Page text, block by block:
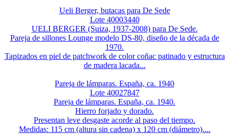
Ueli Berger, butacas para De Sede
Lote 40003440
UELI BERGER (Suiza, 1937-2008) para De Sede.
Pareja de sillones Lounge modelo DS-80, diseño de la década de
1970.
Tapizados en piel de patchwork de color coñac patinado y estructura
de madera lacada...
Pareja de lámparas. España, ca. 1940
Lote 40027847
Pareja de lámparas. España, ca. 1940.
Hierro forjado y dorado.
Presentan leve desgaste acorde al paso del tiempo.
Medidas: 115 cm (altura sin cadena) x 120 cm (diámetro)....